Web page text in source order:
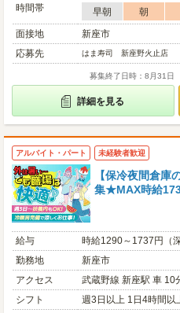
時間帯
早朝 朝
面接地
新座市
応募先
はま寿司 新座野火止店
募集終了日時：8月31日
詳細を見る
アルバイト・パート 未経験者歓迎
【保冷夜間倉
集★MAX時給
給与
時給1290～1737円（
勤務地
新座市
アクセス
武蔵野線 新座駅 車 10
シフト
週3日以上 1日4時間以